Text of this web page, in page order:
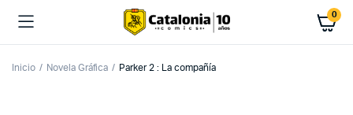
0
Inicio Novela Gráfica Parker 2 : La compañía